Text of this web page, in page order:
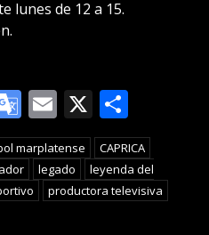
lunes de 12 a 15.
Google
Translate
Email
X
marplatense
CAPRICA
legado
leyenda del
productora televisiva